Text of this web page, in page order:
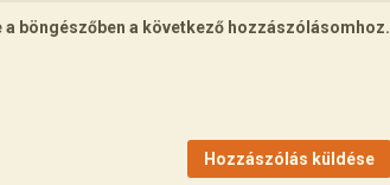
böngészőben a következő hozzászólásomhoz.